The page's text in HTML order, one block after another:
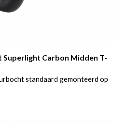
Carbon Midden T-
standaard gemonteerd op